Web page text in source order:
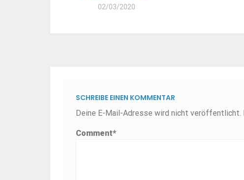
02/03/2020
SCHREIBE EINEN KOMMENTAR
Deine E-Mail-Adresse wird nicht veröffentlicht.
Comment*